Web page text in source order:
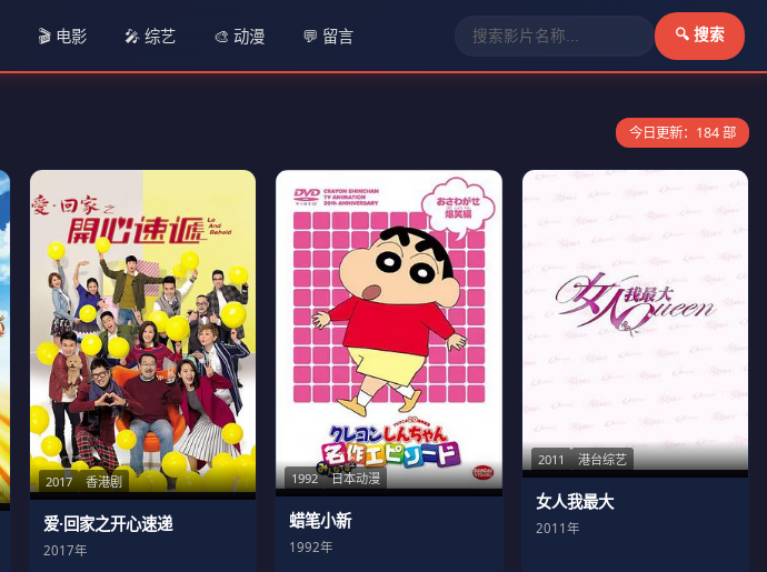
🎬 电影 🎤 综艺 🎨 动漫 💬 留言 🔍 搜索
今日更新：184 部
2017 香港剧
爱·回家之开心速递
2017年
1992 日本动漫
蜡笔小新
1992年
2011 港台综艺
女人我最大
2011年